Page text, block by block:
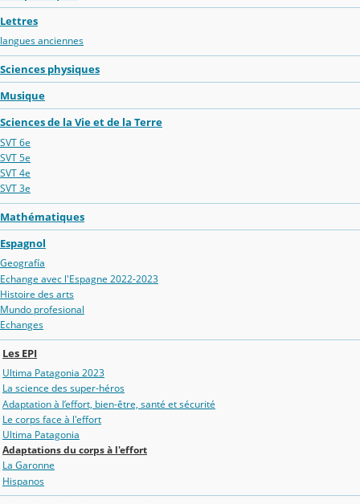
Lettres
langues anciennes
Sciences physiques
Musique
Sciences de la Vie et de la Terre
SVT 6e
SVT 5e
SVT 4e
SVT 3e
Mathématiques
Espagnol
Geografía
Echange avec l'Espagne 2022-2023
Histoire des arts
Mundo profesional
Echanges
Les EPI
Ultima Patagonia 2023
La science des super-héros
Adaptation à l’effort, bien-être, santé et sécurité
Le corps face à l'effort
Ultima Patagonia
Adaptations du corps à l'effort
La Garonne
Hispanos